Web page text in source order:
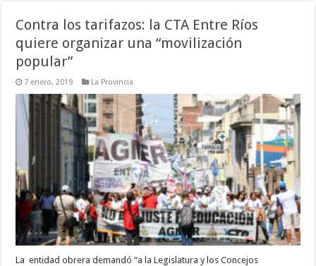
Contra los tarifazos: la CTA Entre Ríos
quiere organizar una “movilización
popular”
7 enero, 2019 La Provincia
La entidad obrera demandó “a la Legislatura y los Concejos